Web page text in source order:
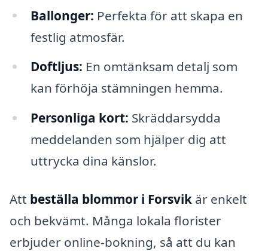
Ballonger: Perfekta för att skapa en
festlig atmosfär.
Doftljus: En omtänksam detalj som
kan förhöja stämningen hemma.
Personliga kort: Skräddarsydda
meddelanden som hjälper dig att
uttrycka dina känslor.
Att beställa blommor i Forsvik är enkelt
och bekvämt. Många lokala florister
erbjuder online-bokning, så att du kan